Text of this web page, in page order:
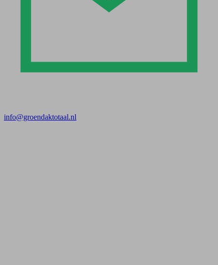
info@groendaktotaal.nl